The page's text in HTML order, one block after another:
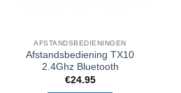
AFSTANDSBEDIENINGEN
Afstandsbediening TX10
2.4Ghz Bluetooth
€24.95